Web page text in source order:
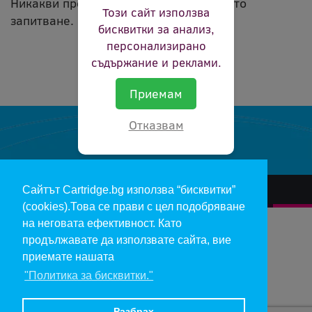
Сайтът Cartridge.bg използва “бисквитки”
(cookies).Това се прави с цел подобряване
на неговата ефективност. Като
продължавате да използвате сайта, вие
приемате нашата
"Политика за бисквитки."
запитване.
Този сайт използва
бисквитки за анализ,
персонализирано
съдържание и реклами.
Приемам
Отказвам
За нас Гаранции и рекламации Контакт Доставка
Отказ и връщане на продукти Общи условия за ползване
Изкупуване на празни касети
Цените в евро са изчислени по фиксирания курс 1 € = 1.95583 лв.